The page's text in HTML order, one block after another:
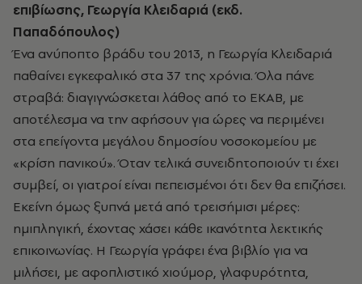
επιβίωσης, Γεωργία Κλειδαριά (εκδ.
Παπαδόπουλος)
Ένα ανύποπτο βράδυ του 2013, η Γεωργία Κλειδαριά
παθαίνει εγκεφαλικό στα 37 της χρόνια. Όλα πάνε
στραβά: διαγιγνώσκεται λάθος από το ΕΚΑΒ, με
αποτέλεσμα να την αφήσουν για ώρες να περιμένει
στα επείγοντα μεγάλου δημοσίου νοσοκομείου με
«κρίση πανικού». Όταν τελικά συνειδητοποιούν τι έχει
συμβεί, οι γιατροί είναι πεπεισμένοι ότι δεν θα επιζήσει.
Εκείνη όμως ξυπνά μετά από τρεισήμισι μέρες:
ημιπληγική, έχοντας χάσει κάθε ικανότητα λεκτικής
επικοινωνίας. Η Γεωργία γράφει ένα βιβλίο για να
μιλήσει, με αφοπλιστικό χιούμορ, γλαφυρότητα,